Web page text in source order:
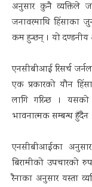
अनुसार कुनै व्यक्तिले
जनावरमाथि हिंसाका
कम हुन्छन् । यो दण्डनीय
एनसीबीआई रिसर्च
एक प्रकारको यौन
लागि गरिन्छ ।
भावनात्मक सम्बन्ध हुँदैन ।
एनसीबीआईका
बिरामीको उपचारको
रैनाका अनुसार यस्ता